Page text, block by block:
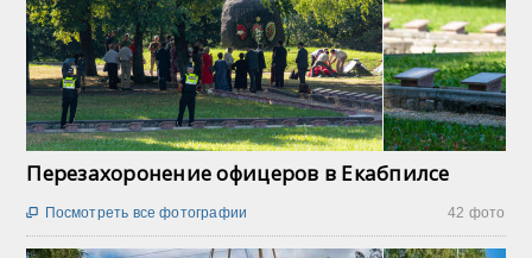
Перезахоронение офицеров в Екабпилсе
42 фото
 Посмотреть все фотографии